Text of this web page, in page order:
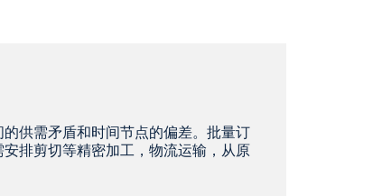
供需矛盾和时间节点的偏差。批量订
排剪切等精密加工，物流运输，从原